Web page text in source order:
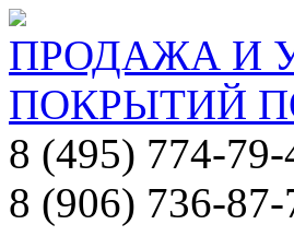
ПРОДАЖА И
ПОКРЫТИЙ
8 (495) 774-79-
8 (906) 736-87-